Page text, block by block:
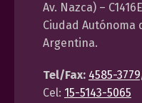
Av. Nazca) –
Ciudad Autónoma
Argentina.
Tel/Fax: 4585-3779
Cel: 15-5143-5065